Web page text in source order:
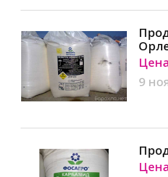
9